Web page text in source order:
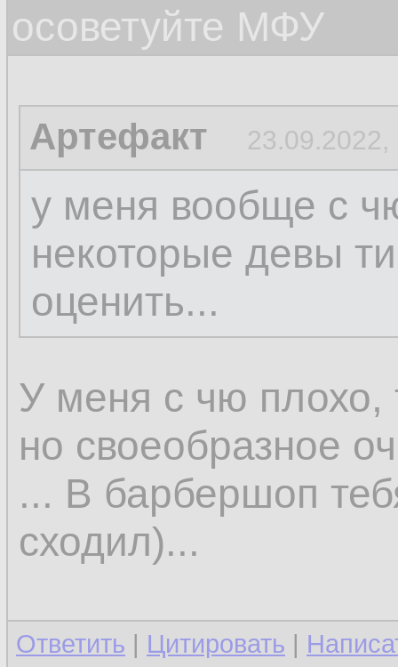
осоветуйте МФУ
Артефакт 23.09.2022,
у меня вообще с
некоторые девы
оценить...
У меня с чю плохо,
но своеобразное
... В барбершоп
сходил)...
Ответить | Цитировать |